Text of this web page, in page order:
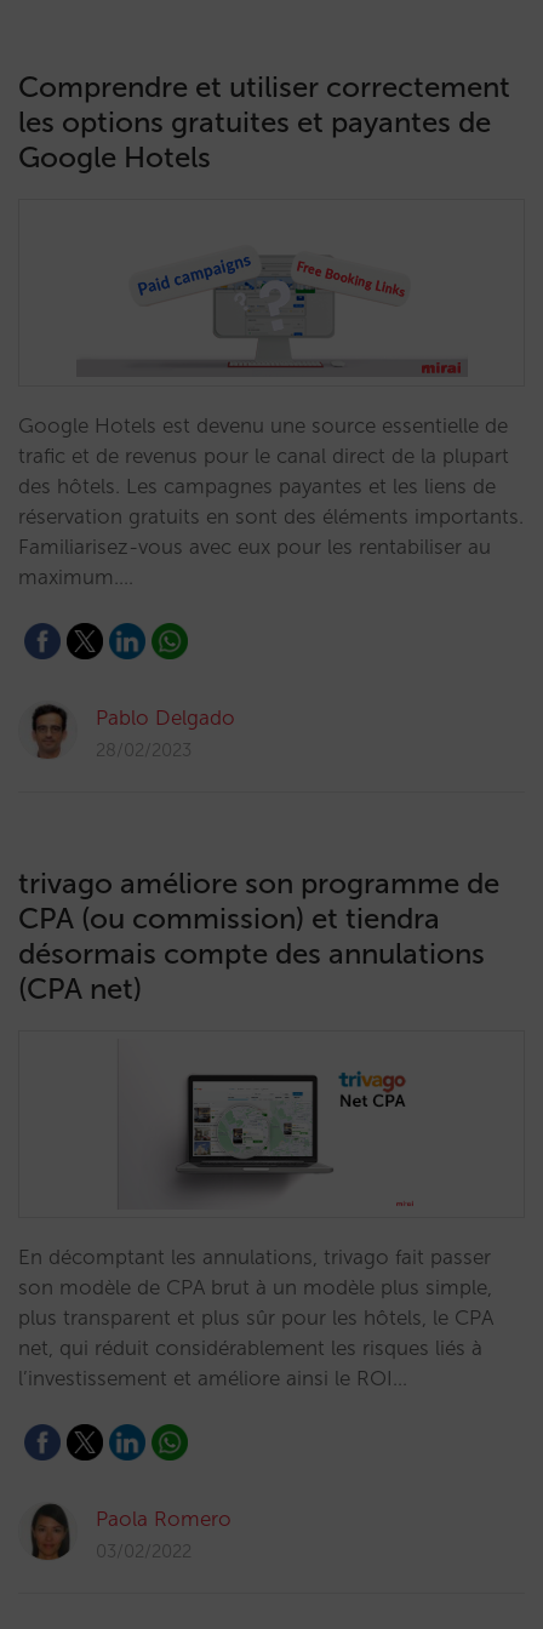
Comprendre et utiliser correctement
les options gratuites et payantes de
Google Hotels
Google Hotels est devenu une source essentielle de
trafic et de revenus pour le canal direct de la plupart
des hôtels. Les campagnes payantes et les liens de
réservation gratuits en sont des éléments importants.
Familiarisez-vous avec eux pour les rentabiliser au
maximum.…
Pablo Delgado
28/02/2023
trivago améliore son programme de
CPA (ou commission) et tiendra
désormais compte des annulations
(CPA net)
En décomptant les annulations, trivago fait passer
son modèle de CPA brut à un modèle plus simple,
plus transparent et plus sûr pour les hôtels, le CPA
net, qui réduit considérablement les risques liés à
l’investissement et améliore ainsi le ROI…
Paola Romero
03/02/2022